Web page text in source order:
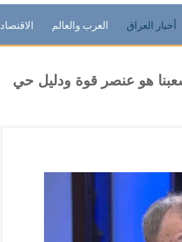
أخبار العراق العرب والعالم الاقتصاد
هو عنصر قوة ودليل حي